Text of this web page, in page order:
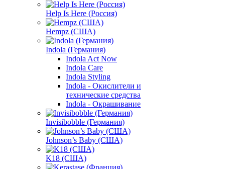
Help Is Here (Россия)
Hempz (США)
Indola (Германия)
Indola Act Now
Indola Care
Indola Styling
Indola - Окислители и
технические средства
Indola - Окрашивание
Invisibobble (Германия)
Johnson’s Baby (США)
K18 (США)